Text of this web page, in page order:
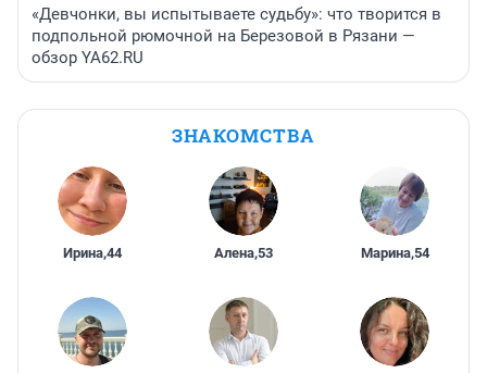
«Девчонки, вы испытываете судьбу»: что творится в
подпольной рюмочной на Березовой в Рязани —
обзор YA62.RU
ЗНАКОМСТВА
Ирина,44 Алена,53 Марина,54